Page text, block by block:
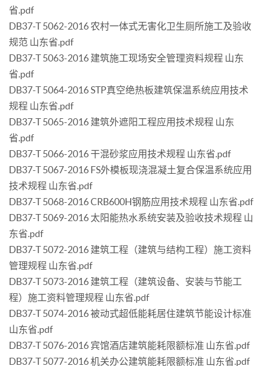
省.pdf
DB37-T 5062-2016 农村一体式无害化卫生厕所施工及验收
规范 山东省.pdf
DB37-T 5063-2016 建筑施工现场安全管理资料规程 山东
省.pdf
DB37-T 5064-2016 STP真空绝热板建筑保温系统应用技术
规程 山东省.pdf
DB37-T 5065-2016 建筑外遮阳工程应用技术规程 山东
省.pdf
DB37-T 5066-2016 干混砂浆应用技术规程 山东省.pdf
DB37-T 5067-2016 FS外模板现浇混凝土复合保温系统应用
技术规程 山东省.pdf
DB37-T 5068-2016 CRB600H钢筋应用技术规程 山东省.pdf
DB37-T 5069-2016 太阳能热水系统安装及验收技术规程 山
东省.pdf
DB37-T 5072-2016 建筑工程（建筑与结构工程）施工资料
管理规程 山东省.pdf
DB37-T 5073-2016 建筑工程（建筑设备、安装与节能工
程）施工资料管理规程 山东省.pdf
DB37-T 5074-2016 被动式超低能耗居住建筑节能设计标准
山东省.pdf
DB37-T 5076-2016 宾馆酒店建筑能耗限额标准 山东省.pdf
DB37-T 5077-2016 机关办公建筑能耗限额标准 山东省.pdf